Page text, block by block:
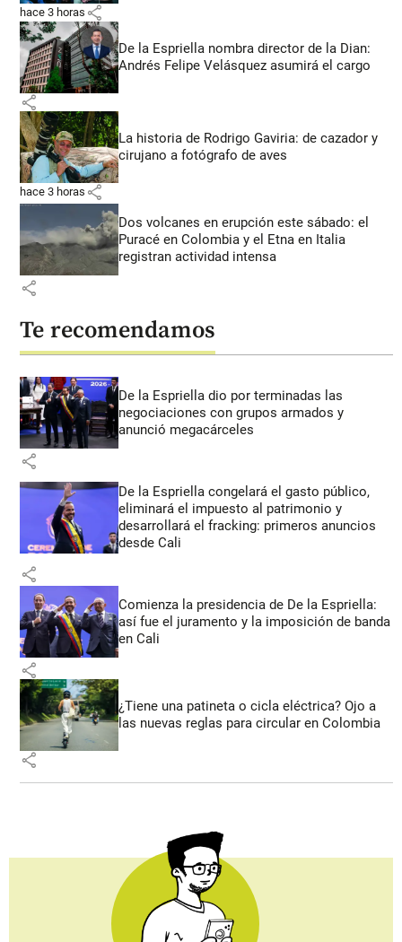
hace 3 horas share
De la Espriella nombra director de la Dian:
Andrés Felipe Velásquez asumirá el cargo
share
La historia de Rodrigo Gaviria: de cazador y
cirujano a fotógrafo de aves
hace 3 horas share
Dos volcanes en erupción este sábado: el
Puracé en Colombia y el Etna en Italia
registran actividad intensa
share
Te recomendamos
De la Espriella dio por terminadas las
negociaciones con grupos armados y
anunció megacárceles
share
De la Espriella congelará el gasto público,
eliminará el impuesto al patrimonio y
desarrollará el fracking: primeros anuncios
desde Cali
share
Comienza la presidencia de De la Espriella:
así fue el juramento y la imposición de banda
en Cali
share
¿Tiene una patineta o cicla eléctrica? Ojo a
las nuevas reglas para circular en Colombia
share